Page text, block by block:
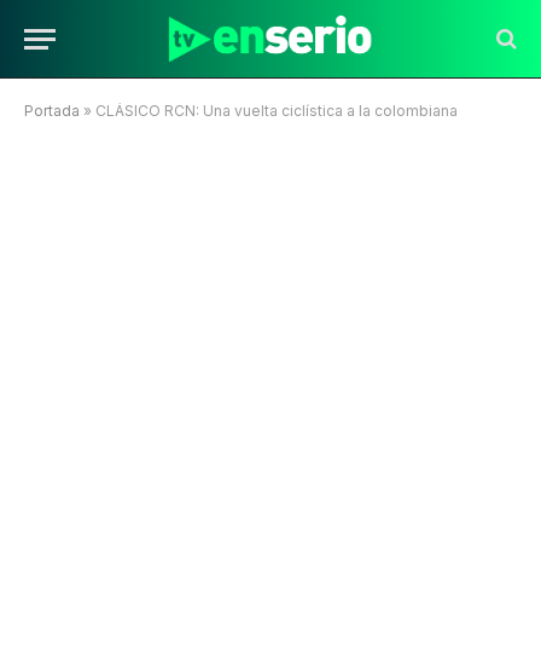
Portada » CLÁSICO RCN: Una vuelta ciclística a la colombiana